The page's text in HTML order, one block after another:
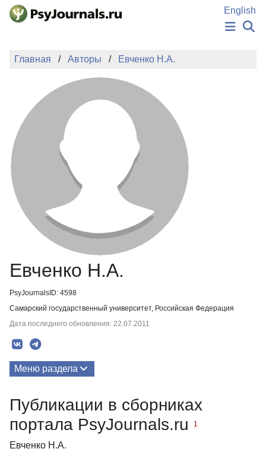
Перейти к основному содержанию
English
НОВОСТИ
АВТОРЫ
ПОДАТЬ РУКОПИСЬ
БАЗА ЗНАНИЙ
КЛЮЧЕВЫЕ СЛОВА
Регистрация
Главная Авторы Евченко Н.А.
Евченко Н.А.
PsyJournalsID: 4598
Самарский государственный университет, Российская Федерация
Дата последнего обновления: 22.07.2011
Меню раздела
Публикации в сборниках
портала PsyJournals.ru
1
Евченко Н.А.